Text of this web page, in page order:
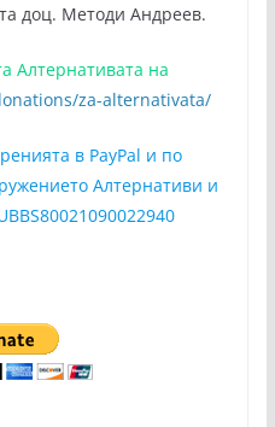
доц. Методи Андреев.
Алтернативата на
za-alternativata/
в PayPal и по
Алтернативи и